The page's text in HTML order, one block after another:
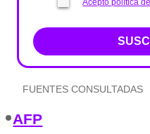
FUENTES CONSULTADAS
AFP